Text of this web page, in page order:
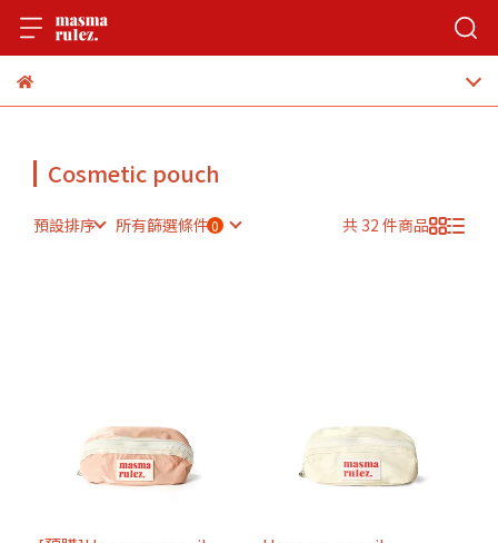
Cosmetic pouch
預設排序 所有篩選條件 共 32 件商品